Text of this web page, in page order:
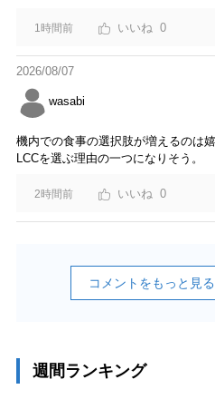
1時間前 0
2026/08/07
wasabi
機内での食事の選択肢が増えるのは嬉
LCCを選ぶ理由の一つになりそう。
2時間前 0
コメントをもっと見る
週間ランキング